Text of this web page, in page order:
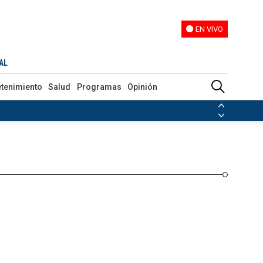
EN VIVO
Salud Programas Opinión
Venezuela Nicolás Maduro
de las FARC